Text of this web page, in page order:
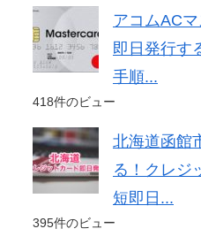
アコムAC
即日発行す
手順...
418件のビュー
北海道函館
る！クレジ
短即日...
395件のビュー